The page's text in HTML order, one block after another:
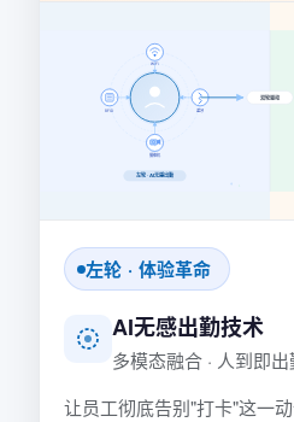
WiFi
蓝牙
摄像机
RFID
左轮 · AI无感出勤
双轮驱动
左轮 · 体验革命
AI无感出勤技术
多模态融合 · 人到即
让员工彻底告别"打卡"这一